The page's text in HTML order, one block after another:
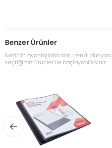
Benzer Ürünler
Nezih’in avantajlarla dolu renkli
seçtiğimiz ürünler ile başlayabilirsiniz.